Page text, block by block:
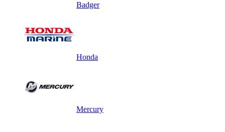
Badger
Honda
Mercury